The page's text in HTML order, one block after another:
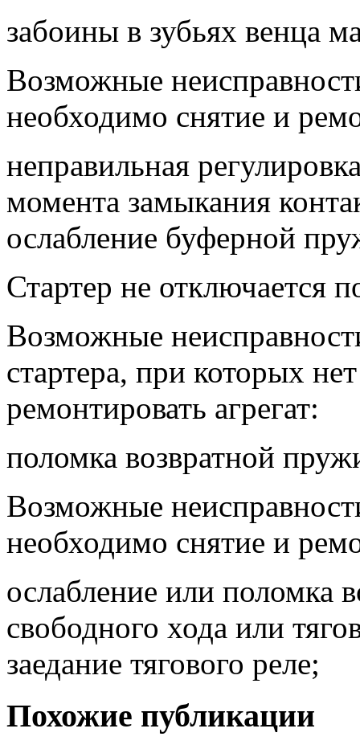
забоины в зубьях венца
Возможные
необходимо снятие и
неправильная
момента замыкания
ослабление буферной
Стартер не отключается
Возможные
стартера, при которых
ремонтировать агрегат:
поломка возвратной
Возможные
необходимо снятие и
ослабление или поломка
свободного хода или
заедание тягового реле;
Похожие публикации